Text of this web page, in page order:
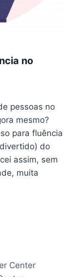
no
pessoas no
mesmo?
para fluência
do
assim, sem
muita
Center